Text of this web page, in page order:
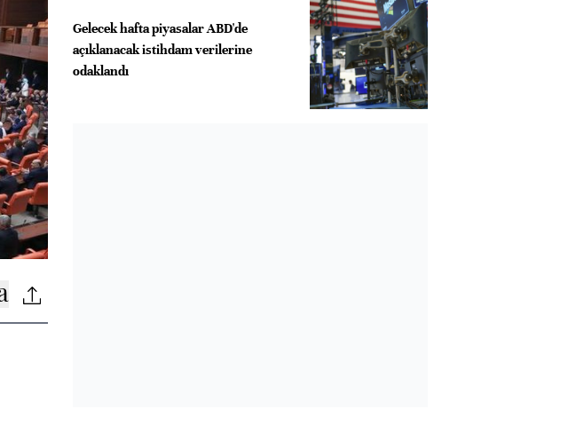
Gelecek hafta piyasalar ABD'de
açıklanacak istihdam verilerine
odaklandı